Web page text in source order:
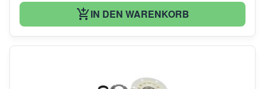
IN DEN WARENKORB